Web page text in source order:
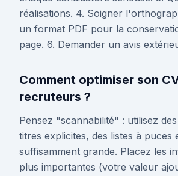
réalisations. 4. Soigner
un format PDF pour la
page. 6. Demander un avis
Comment optimiser son
recruteurs ?
Pensez "scannabilité" : utilisez
titres explicites, des listes à puces
suffisamment grande. Placez les
plus importantes (votre valeur